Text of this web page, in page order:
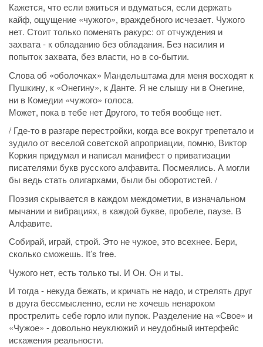
Кажется, что если вжиться и вдуматься, если держать
кайф, ощущение «чужого», враждебного исчезает. Чужого
нет. Стоит только поменять ракурс: от отчуждения и
захвата - к обладанию без обладания. Без насилия и
попыток захвата, без власти, но в со-бытии.
Слова об «оболочках» Мандельштама для меня восходят к
Пушкину, к «Онегину», к Данте. Я не слышу ни в Онегине,
ни в Комедии «чужого» голоса.
Может, пока в тебе нет Другого, то тебя вообще нет.
/ Где-то в разгаре перестройки, когда все вокруг трепетало и
зудило от веселой советской апроприации, помню, Виктор
Коркия придумал и написал манифест о приватизации
писателями букв русского алфавита. Посмеялись. А могли
бы ведь стать олигархами, были бы оборотистей. /
Поэзия скрывается в каждом междометии, в изначальном
мычании и вибрациях, в каждой букве, пробеле, паузе. В
Алфавите.
Собирай, играй, строй. Это не чужое, это всехнее. Бери,
сколько сможешь. It’s free.
Чужого нет, есть только ты. И Он. Он и ты.
И тогда - некуда бежать, и кричать не надо, и стрелять друг
в друга бессмысленно, если не хочешь ненароком
прострелить себе горло или пупок. Разделение на «Свое» и
«Чужое» - довольно неуклюжий и неудобный интерфейс
искажения реальности.